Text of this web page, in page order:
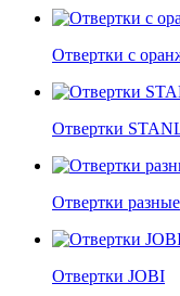
Отвертки c
Отвертки
Отвертки разные
Отвертки JOBI